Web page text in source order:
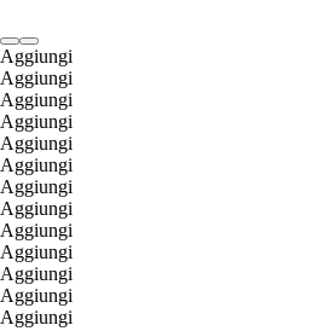
Aggiungi
Aggiungi
Aggiungi
Aggiungi
Aggiungi
Aggiungi
Aggiungi
Aggiungi
Aggiungi
Aggiungi
Aggiungi
Aggiungi
Aggiungi